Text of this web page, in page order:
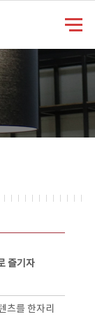
즐기자
츠를 한자리